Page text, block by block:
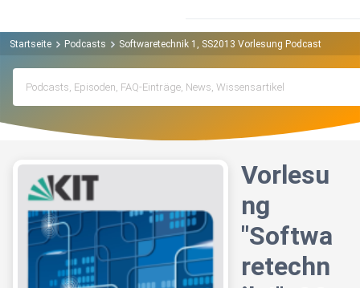
Startseite Podcasts Softwaretechnik 1, SS2013 Vorlesung Podcast
Vorlesu
ng
"Softwa
retechn